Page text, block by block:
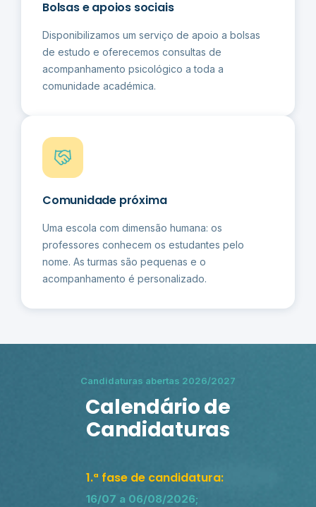
Bolsas e apoios sociais
Disponibilizamos um serviço de apoio a bolsas
de estudo e oferecemos consultas de
acompanhamento psicológico a toda a
comunidade académica.
Comunidade próxima
Uma escola com dimensão humana: os
professores conhecem os estudantes pelo
nome. As turmas são pequenas e o
acompanhamento é personalizado.
Candidaturas abertas 2026/2027
Calendário de
Candidaturas
1.ª fase de candidatura:
16/07 a 06/08/2026;